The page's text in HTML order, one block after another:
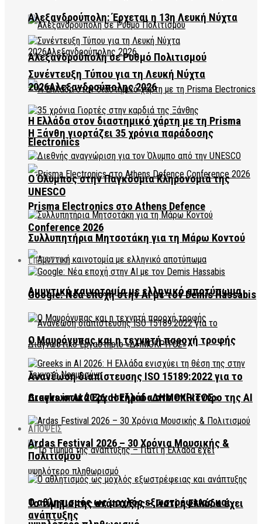
Αλεξανδρούπολη σε Ρυθμό Πολιτισμού
Η Ελλάδα στον διαστημικό χάρτη με τη Prisma
Electronics
Prisma Electronics στο Athens Defence
Conference 2026
Αμυντική καινοτομία με ελληνικό αποτύπωμα
Ανανέωση διαπίστευσης ISO 15189:2022 για το
Διαγνωστικό Εργαστήριο «ΔΗΜΟΚΡΙΤΟΣ»
ΑΠΟΨΕΙΣ
Το τίμημα της ανάπτυξης – Γιατί η Ελλάδα έχει
Αλεξανδρούπολη: Έρχεται η 13η Λευκή Νύχτα
Συνέντευξη Τύπου για τη Λευκή Νύχτα
2026Αλεξανδρούπολης 2026
Η Ξάνθη γιορτάζει 35 χρόνια παράδοσης
Ο Όλυμπος στην Παγκόσμια Κληρονομιά της
UNESCO
Συλλυπητήρια Μητσοτάκη για τη Μάρω Κοντού
LIFESTYLE
Google: Νέα εποχή στην AI με τον Demis Hassabis
Ο Μαυρόγυπας και η τεχνητή παροχή τροφής
Greeks in AI 2026: Η Ελλάδα στο επίκεντρο της AI
Ardas Festival 2026 – 30 Χρόνια Μουσικής &
Πολιτισμού
Ο αθλητισμός ως μοχλός εξωστρέφειας και
ανάπτυξης